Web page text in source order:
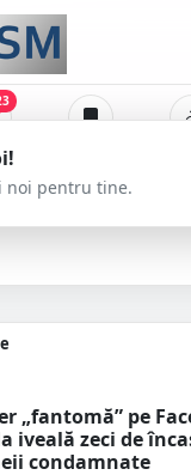
Facebook
„fantomă” pe
iveală zeci de
condamnate